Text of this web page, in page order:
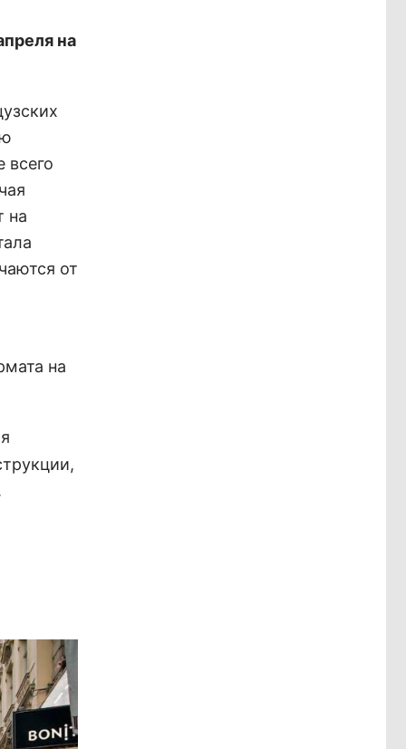
на
всего
на
от
на